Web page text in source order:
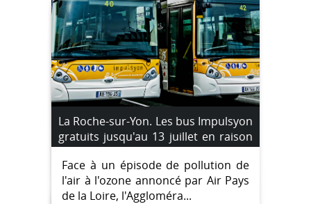
La Roche-sur-Yon. Les bus Impulsyon
gratuits jusqu'au 13 juillet en raison
d'un pic de pollution à l'ozone
Face à un épisode de pollution de
l'air à l'ozone annoncé par Air Pays
de la Loire, l'Aggloméra...